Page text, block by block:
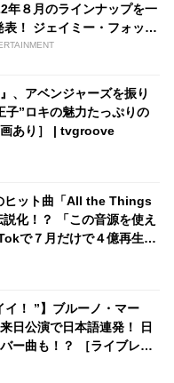
年８月のラインナップを一
表！ ジェイミー・フォック
演のアクション・ムービー
スピンオフなど - tvgroove
、アベンジャーズを振り
子”ロキの魅力たっぷりの
あり］ | tvgroove
ヒット曲「All the Things
化！？ 「この音源を使え
で７月だけで４億再生を
イ！ ”】ブルーノ・マー
日公演で日本語連発！ 日
ー曲も！？ ［ライブレポ
オケ”攻略］